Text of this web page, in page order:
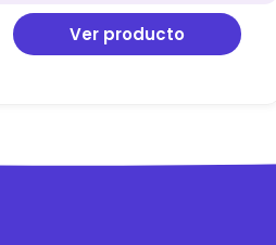
Ver producto